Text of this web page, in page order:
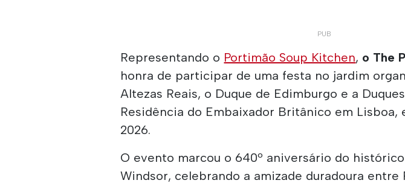
Representando o Portimão Soup Kitchen, o The
honra de participar de uma festa no jardim
Altezas Reais, o Duque de Edimburgo e a
Residência do Embaixador Britânico em Lisboa,
2026.
O evento marcou o 640º aniversário do
Windsor, celebrando a amizade duradoura entre